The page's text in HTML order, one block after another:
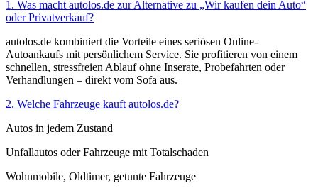
1. Was macht autolos.de zur Alternative zu „Wir kaufen dein Auto“
oder Privatverkauf?
autolos.de kombiniert die Vorteile eines seriösen Online-
Autoankaufs mit persönlichem Service. Sie profitieren von einem
schnellen, stressfreien Ablauf ohne Inserate, Probefahrten oder
Verhandlungen – direkt vom Sofa aus.
2. Welche Fahrzeuge kauft autolos.de?
Autos in jedem Zustand
Unfallautos oder Fahrzeuge mit Totalschaden
Wohnmobile, Oldtimer, getunte Fahrzeuge